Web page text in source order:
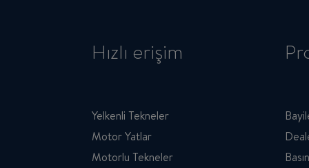
Hızlı erişim
Yelkenli Tekneler
Motor Yatlar
Motorlu Tekneler